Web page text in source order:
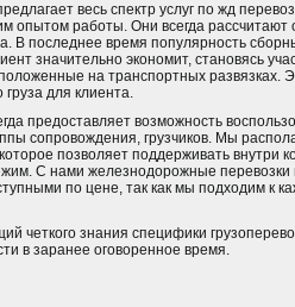
весь спектр услуг по жд
опытом работы. Они всегда рассчитают
В последнее время популярность
значительно экономит, становясь
на транспортных развязках.
груза для клиента.
предоставляет возможность
сопровождения, грузчиков. Мы
позволяет поддерживать внутри
С нами железнодорожные перевозки
по цене, так как мы подходим к
четкого знания специфики
в заранее оговоренное время.